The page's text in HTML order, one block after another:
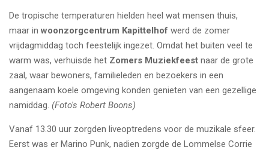
De tropische temperaturen hielden heel wat mensen thuis,
maar in woonzorgcentrum Kapittelhof werd de zomer
vrijdagmiddag toch feestelijk ingezet. Omdat het buiten veel te
warm was, verhuisde het Zomers Muziekfeest naar de grote
zaal, waar bewoners, familieleden en bezoekers in een
aangenaam koele omgeving konden genieten van een gezellige
namiddag. (Foto's Robert Boons)
Vanaf 13.30 uur zorgden liveoptredens voor de muzikale sfeer.
Eerst was er Marino Punk, nadien zorgde de Lommelse Corrie